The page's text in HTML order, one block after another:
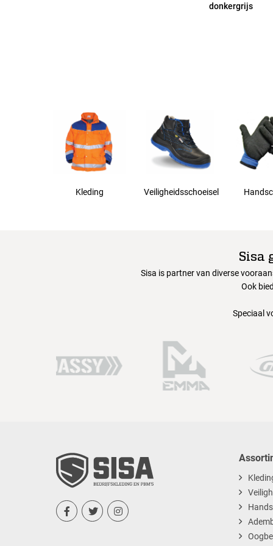
donkergrijs
Kleding Veiligheidsschoeisel
Sisa
Sisa is partner van diverse
Ook
Speciaal
  